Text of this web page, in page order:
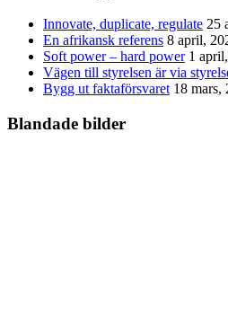
Innovate, duplicate, regulate 25
En afrikansk referens 8 april,
Soft power – hard power 1
Vägen till styrelsen är via
Bygg ut faktaförsvaret 18 mars,
Blandade bilder